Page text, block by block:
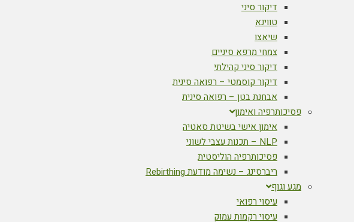
דיקור סיני
טווינא
שיאצו
צמחי מרפא סיניים
דיקור סיני קהילתי
דיקור קוסמטי – רפואה סינית
אבחנת בטן – רפואה סינית
פסיכותרפיה ואימון
אימון אישי בשיטת סאטיה
NLP – תכנות עצבי לשוני
פסיכותרפיה הוליסטית
ריברסינג – נשימה מודעת Rebirthing
מגע וגוף
עיסוי רפואי
עיסוי רקמות עמוק